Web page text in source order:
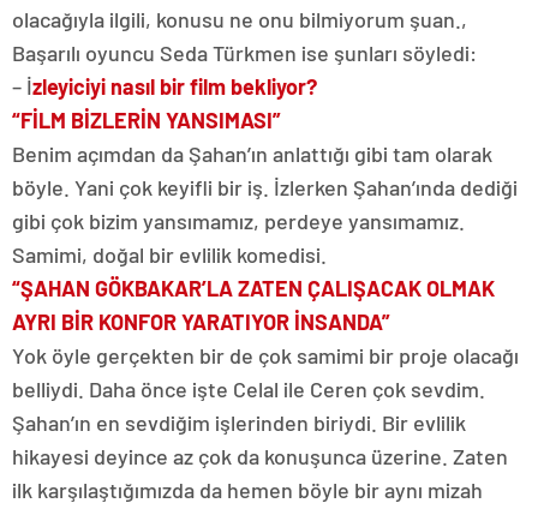
olacağıyla ilgili, konusu ne onu bilmiyorum şuan.,
Başarılı oyuncu Seda Türkmen ise şunları söyledi:
– İzleyiciyi nasıl bir film bekliyor?
“FİLM BİZLERİN YANSIMASI”
Benim açımdan da Şahan’ın anlattığı gibi tam olarak
böyle. Yani çok keyifli bir iş. İzlerken Şahan’ında dediği
gibi çok bizim yansımamız, perdeye yansımamız.
Samimi, doğal bir evlilik komedisi.
“ŞAHAN GÖKBAKAR’LA ZATEN ÇALIŞACAK OLMAK
AYRI BİR KONFOR YARATIYOR İNSANDA”
Yok öyle gerçekten bir de çok samimi bir proje olacağı
belliydi. Daha önce işte Celal ile Ceren çok sevdim.
Şahan’ın en sevdiğim işlerinden biriydi. Bir evlilik
hikayesi deyince az çok da konuşunca üzerine. Zaten
ilk karşılaştığımızda da hemen böyle bir aynı mizah